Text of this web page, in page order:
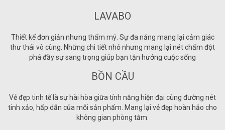
LAVABO
Thiết kế đơn giản nhưng thẩm mỹ. Sự đa năng mang lại cảm giác
thư thái vô cùng. Những chi tiết nhỏ nhưng mang lại nét chấm đột
phá đầy sự sang trọng giúp bạn tận hưởng cuộc sống
BỒN CẦU
Vẻ đẹp tinh tế là sự hài hòa giữa tính năng hiện đại cùng đường nét
tinh xảo, hấp dẫn của mỗi sản phẩm. Mang lại vẻ đẹp hoàn hảo cho
không gian phòng tắm